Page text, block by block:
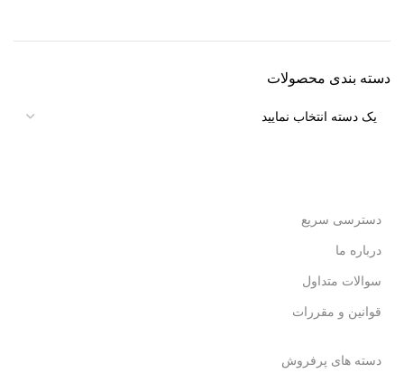
دسته بندی محصولات
دسترسی سریع
درباره ما
سوالات متداول
قوانین و مقررات
دسته های پرفروش